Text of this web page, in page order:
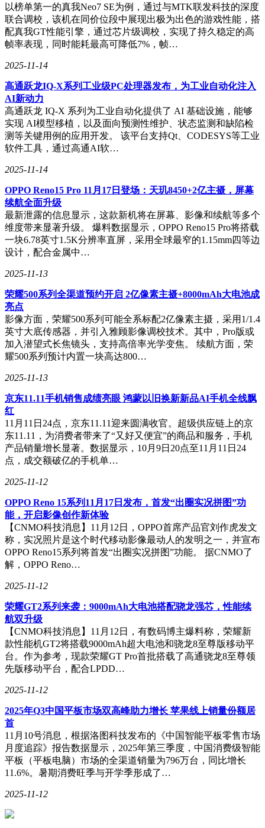
以榜单第一的真我Neo7 SE为例，通过与MTK联发科技的深度
联合调校，该机在同价位段中展现出极为出色的游戏性能，搭
配真我GT性能引擎，通过芯片级调校，实现了持久稳定的高
帧率表现，同时能耗最高可降低7%，帧…
2025-11-14
高通跃龙IQ-X系列工业级PC处理器发布，为工业自动化注入
AI新动力
高通跃龙 IQ-X 系列为工业自动化提供了 AI 基础设施，能够
实现 AI模型移植，以及面向预测性维护、状态监测和缺陷检
测等关键用例的应用开发。 该平台支持Qt、CODESYS等工业
软件工具，通过高通AI软…
2025-11-14
OPPO Reno15 Pro 11月17日登场：天玑8450+2亿主摄，屏幕
续航全面升级
最新泄露的信息显示，这款新机将在屏幕、影像和续航等多个
维度带来显著升级。 爆料数据显示，OPPO Reno15 Pro将搭载
一块6.78英寸1.5K分辨率直屏，采用全球最窄的1.15mm四等边
设计，配合金属中…
2025-11-13
荣耀500系列全渠道预约开启 2亿像素主摄+8000mAh大电池成
亮点
影像方面，荣耀500系列可能全系标配2亿像素主摄，采用1/1.4
英寸大底传感器，并引入雅顾影像调校技术。其中，Pro版或
加入潜望式长焦镜头，支持高倍率光学变焦。 续航方面，荣
耀500系列预计内置一块高达800…
2025-11-13
京东11.11手机销售成绩亮眼 鸿蒙以旧换新新品AI手机全线飘
红
11月11日24点，京东11.11迎来圆满收官。超级供应链上的京
东11.11，为消费者带来了“又好又便宜”的商品和服务，手机
产品销量增长显著。数据显示，10月9日20点至11月11日24
点，成交额破亿的手机单…
2025-11-12
OPPO Reno 15系列11月17日发布，首发“出圈实况拼图”功
能，开启影像创作新体验
【CNMO科技消息】11月12日，OPPO首席产品官刘作虎发文
称，实况照片是这个时代移动影像最动人的发明之一，并宣布
OPPO Reno15系列将首发“出圈实况拼图”功能。 据CNMO了
解，OPPO Reno…
2025-11-12
荣耀GT2系列来袭：9000mAh大电池搭配骁龙强芯，性能续
航双升级
【CNMO科技消息】11月12日，有数码博主爆料称，荣耀新
款性能机GT2将搭载9000mAh超大电池和骁龙8至尊版移动平
台。作为参考，现款荣耀GT Pro首批搭载了高通骁龙8至尊领
先版移动平台，配合LPDD…
2025-11-12
2025年Q3中国平板市场双高峰助力增长 苹果线上销量份额居
首
11月10号消息，根据洛图科技发布的《中国智能平板零售市场
月度追踪》报告数据显示，2025年第三季度，中国消费级智能
平板（平板电脑）市场的全渠道销量为796万台，同比增长
11.6%。暑期消费旺季与开学季形成了…
2025-11-12